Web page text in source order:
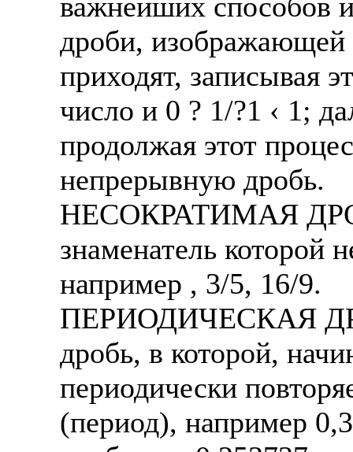
Также смотрите
отправке в другие
А также
рабочий,
# работа за границей
# работа за рубежом
# трудоустройство за
# трудоустройство за
В таких банках, как
Промсвязьбанк,
А также в компаниях:
СДЭК, ПЭК и т.д.
В направлениях: без
консультирование,
дроби, изображающей
приходят, записывая
число и 0 ? 1/?1 ‹ 1;
продолжая этот
непрерывную дробь.
НЕСОКРАТИМАЯ
знаменатель которой
например , 3/5, 16/9.
ПЕРИОДИЧЕСКАЯ
дробь, в которой,
периодически
(период), например